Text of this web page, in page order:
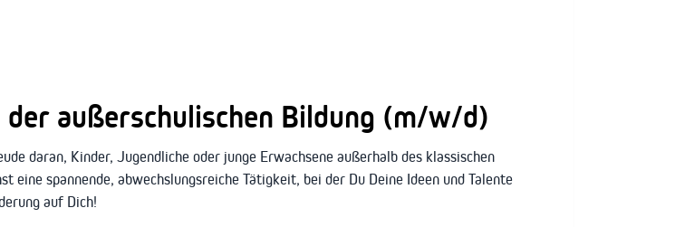
außerschulischen Bildung (m/w/d)
daran, Kinder, Jugendliche oder junge Erwachsene außerhalb des klassischen
eine spannende, abwechslungsreiche Tätigkeit, bei der Du Deine Ideen und Talente
auf Dich!